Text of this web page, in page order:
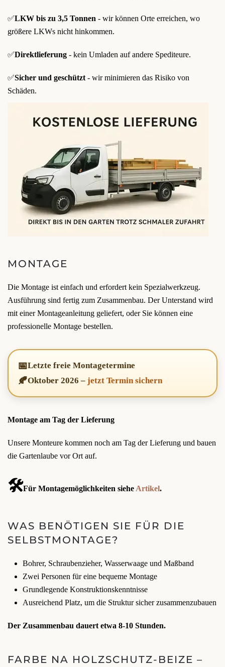
✅LKW bis zu 3,5 Tonnen - wir können Orte erreichen, wo
größere LKWs nicht hinkommen.
✅Direktlieferung - kein Umladen auf andere Spediteure.
✅Sicher und geschützt - wir minimieren das Risiko von
Schäden.
MONTAGE
Die Montage ist einfach und erfordert kein Spezialwerkzeug.
Ausführung sind fertig zum Zusammenbau. Der Unterstand wird
mit einer Montageanleitung geliefert, oder Sie können eine
professionelle Montage bestellen.
📅Letzte freie Montagetermine
🍂Oktober 2026 – jetzt Termin sichern
Montage am Tag der Lieferung
Unsere Monteure kommen noch am Tag der Lieferung und bauen
die Gartenlaube vor Ort auf.
🛠️Für Montagemöglichkeiten siehe Artikel.
WAS BENÖTIGEN SIE FÜR DIE
SELBSTMONTAGE?
Bohrer, Schraubenzieher, Wasserwaage und Maßband
Zwei Personen für eine bequeme Montage
Grundlegende Konstruktionskenntnisse
Ausreichend Platz, um die Struktur sicher zusammenzubauen
Der Zusammenbau dauert etwa 8-10 Stunden.
FARBE NA HOLZSCHUTZ-BEIZE –